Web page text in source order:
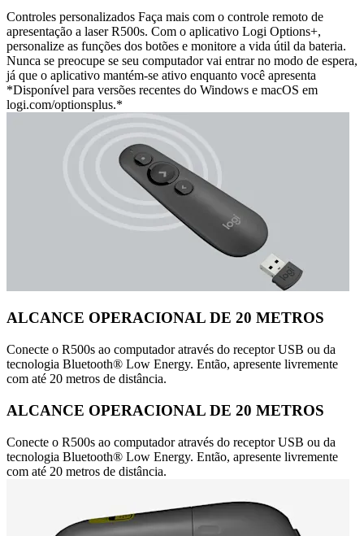
Controles personalizados Faça mais com o controle remoto de
apresentação a laser R500s. Com o aplicativo Logi Options+,
personalize as funções dos botões e monitore a vida útil da bateria.
Nunca se preocupe se seu computador vai entrar no modo de espera,
já que o aplicativo mantém-se ativo enquanto você apresenta
*Disponível para versões recentes do Windows e macOS em
logi.com/optionsplus.*
ALCANCE OPERACIONAL DE 20 METROS
Conecte o R500s ao computador através do receptor USB ou da
tecnologia Bluetooth® Low Energy. Então, apresente livremente
com até 20 metros de distância.
ALCANCE OPERACIONAL DE 20 METROS
Conecte o R500s ao computador através do receptor USB ou da
tecnologia Bluetooth® Low Energy. Então, apresente livremente
com até 20 metros de distância.